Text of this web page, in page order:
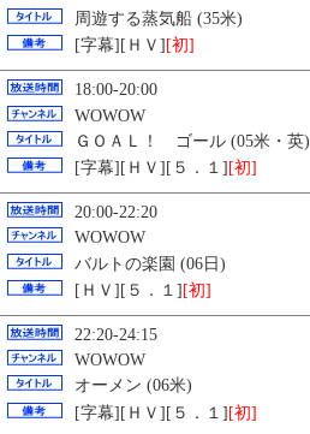
周遊する蒸気船 (35米)
[字幕][ＨＶ] [初]
18:00-20:00
WOWOW
ＧＯＡＬ！ ゴール (05米・英)
[字幕][ＨＶ][５．１] [初]
20:00-22:20
WOWOW
バルトの楽園 (06日)
[ＨＶ][５．１] [初]
22:20-24:15
WOWOW
オーメン (06米)
[字幕][ＨＶ][５．１][初]